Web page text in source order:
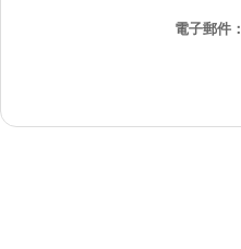
電子郵件：